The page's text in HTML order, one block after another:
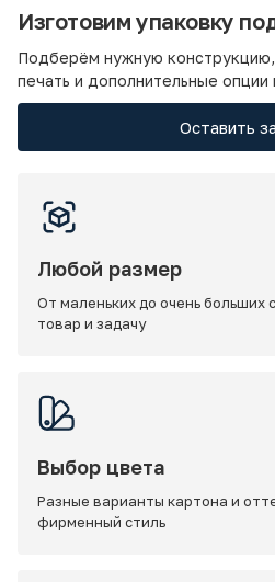
Изготовим упаковку
Подберём нужную
печать и дополнительные
Оставить
Любой размер
От маленьких до очень больших
товар и задачу
Выбор цвета
Разные варианты картона и
фирменный стиль